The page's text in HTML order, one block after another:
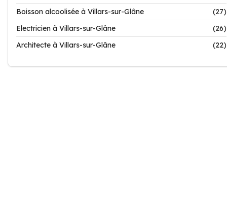
Boisson alcoolisée à Villars-sur-Glâne
(27)
Electricien à Villars-sur-Glâne
(26)
Architecte à Villars-sur-Glâne
(22)